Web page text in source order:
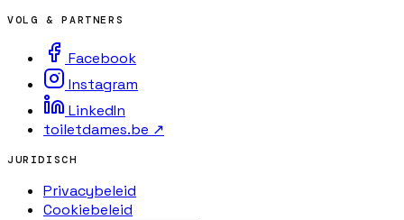
VOLG & PARTNERS
Facebook
Instagram
LinkedIn
toiletdames.be ↗
JURIDISCH
Privacybeleid
Cookiebeleid